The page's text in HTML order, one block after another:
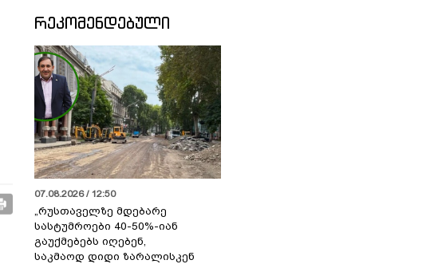
ᲠᲔᲙᲝᲛᲔᲜᲓᲔᲑᲣᲚᲘ
07.08.2026 / 12:50
„რუსთაველზე მდებარე
სასტუმროები 40-50%-იან
გაუქმებებს იღებენ,
საკმაოდ დიდი ზარალისკენ